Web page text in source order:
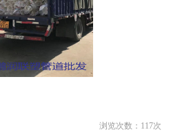
浏览次数： 117次